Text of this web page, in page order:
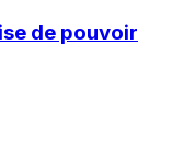
de pouvoir